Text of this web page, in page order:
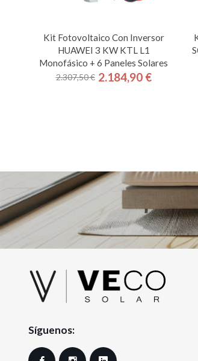
Kit Fotovoltaico Con Inversor
HUAWEI 3 KW KTL L1
Monofásico + 6 Paneles Solares
Precio
2.307,50 € Precio
2.184,90 €
Síguenos: